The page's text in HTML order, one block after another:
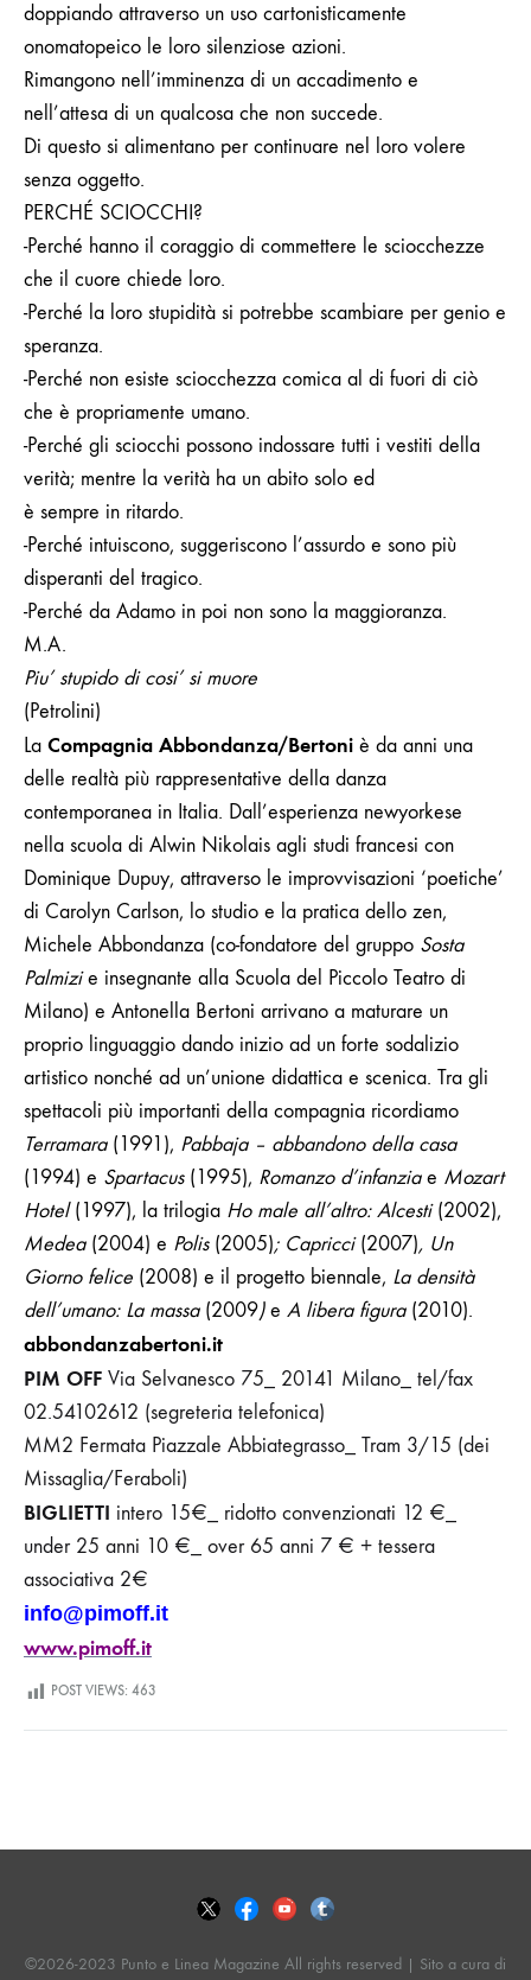
doppiando attraverso un uso cartonisticamente
onomatopeico le loro silenziose azioni.
Rimangono nell’imminenza di un accadimento e
nell’attesa di un qualcosa che non succede.
Di questo si alimentano per continuare nel loro volere
senza oggetto.
PERCHÉ SCIOCCHI?
-Perché hanno il coraggio di commettere le sciocchezze
che il cuore chiede loro.
-Perché la loro stupidità si potrebbe scambiare per genio e
speranza.
-Perché non esiste sciocchezza comica al di fuori di ciò
che è propriamente umano.
-Perché gli sciocchi possono indossare tutti i vestiti della
verità; mentre la verità ha un abito solo ed
è sempre in ritardo.
-Perché intuiscono, suggeriscono l’assurdo e sono più
disperanti del tragico.
-Perché da Adamo in poi non sono la maggioranza.
M.A.
Piu’ stupido di cosi’ si muore
(Petrolini)
La Compagnia Abbondanza/Bertoni è da anni una
delle realtà più rappresentative della danza
contemporanea in Italia. Dall’esperienza newyorkese
nella scuola di Alwin Nikolais agli studi francesi con
Dominique Dupuy, attraverso le improvvisazioni ‘poetiche’
di Carolyn Carlson, lo studio e la pratica dello zen,
Michele Abbondanza (co-fondatore del gruppo Sosta
Palmizie insegnante alla Scuola del Piccolo Teatro di
Milano) e Antonella Bertoni arrivano a maturare un
proprio linguaggio dando inizio ad un forte sodalizio
artistico nonché ad un’unione didattica e scenica. Tra gli
spettacoli più importanti della compagnia ricordiamo
Terramara(1991), Pabbaja – abbandono della casa
(1994) e Spartacus (1995), Romanzo d’infanziae Mozart
Hotel(1997), la trilogia Ho male all’altro: Alcesti(2002),
Medea(2004) e Polis (2005); Capricci(2007), Un
Giorno felice (2008) e il progetto biennale, La densità
dell’umano: La massa (2009)e A libera figura (2010).
abbondanzabertoni.it
PIM OFF Via Selvanesco 75_ 20141 Milano_ tel/fax
02.54102612 (segreteria telefonica)
MM2 Fermata Piazzale Abbiategrasso_ Tram 3/15 (dei
Missaglia/Feraboli)
BIGLIETTI intero 15€_ ridotto convenzionati 12 €_
under 25 anni 10 €_ over 65 anni 7 € + tessera
associativa 2€
info@pimoff.it
www.pimoff.it
POST VIEWS: 463
©2026-2023 Punto e Linea Magazine All rights reserved | Sito a cura di